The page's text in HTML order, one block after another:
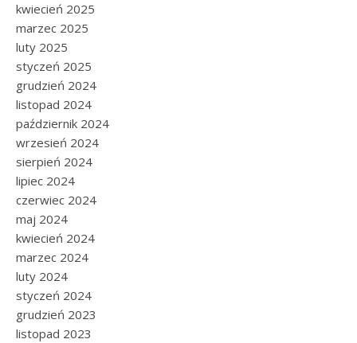
kwiecień 2025
marzec 2025
luty 2025
styczeń 2025
grudzień 2024
listopad 2024
październik 2024
wrzesień 2024
sierpień 2024
lipiec 2024
czerwiec 2024
maj 2024
kwiecień 2024
marzec 2024
luty 2024
styczeń 2024
grudzień 2023
listopad 2023